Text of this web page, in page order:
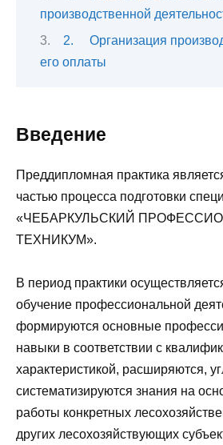
производственной
2. Организация
его оплаты
Введение
Преддипломная практика
частью процесса подготовки
«ЧЕБАРКУЛЬСКИЙ
ТЕХНИКУМ».
В период практики
обучение профессио­нальной
формируются основные
навыки в соответствии с
характеристикой, расширяются,
систематизируются знания на
работы конкрет­ных
других лесохозяйствующих